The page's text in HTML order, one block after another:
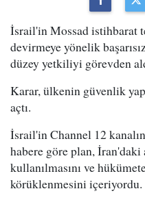
İsrail'in Mossad istihbarat
devirmeye yönelik
düzey yetkiliyi görevden
Karar, ülkenin güvenlik
açtı.
İsrail'in Channel 12
habere göre plan, İran'daki
kullanılmasını ve
körüklenmesini içeriyordu.